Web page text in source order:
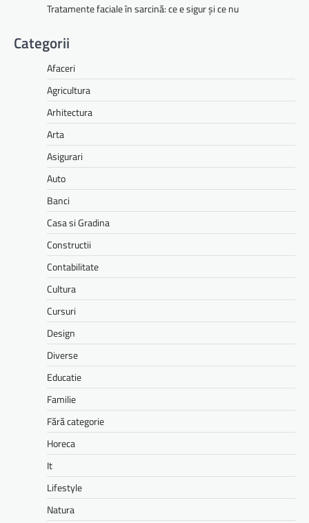
Tratamente faciale în sarcină: ce e sigur și ce nu
Categorii
Afaceri
Agricultura
Arhitectura
Arta
Asigurari
Auto
Banci
Casa si Gradina
Constructii
Contabilitate
Cultura
Cursuri
Design
Diverse
Educatie
Familie
Fără categorie
Horeca
It
Lifestyle
Natura